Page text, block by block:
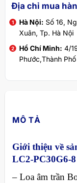
Địa chỉ mua
Hà Nội: Số 16,
Xuân, Tp. Hà Nội
Hồ Chí Minh: 4/
Phước,Thành
MÔ TẢ
Giới thiệu về
LC2‑PC30G6‑8
– Loa âm trần